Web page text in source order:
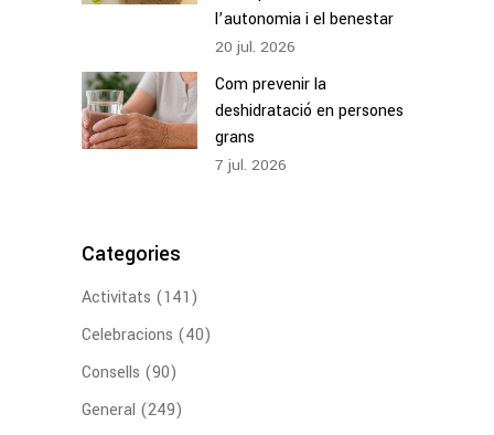
l’autonomia i el benestar
20 jul. 2026
Com prevenir la
deshidratació en persones
grans
7 jul. 2026
Categories
Activitats (141)
Celebracions (40)
Consells (90)
General (249)